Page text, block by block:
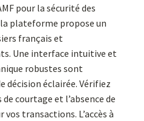
pour la sécurité des
plateforme propose un
français et
Une interface intuitive et
robustes sont
décision éclairée. Vérifiez
courtage et l’absence de
transactions. L’accès à